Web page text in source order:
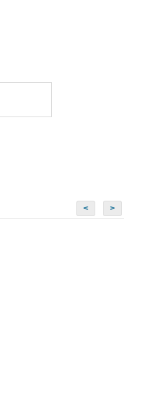
< >